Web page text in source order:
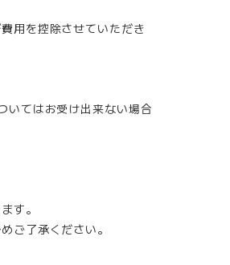
用を控除させていただき
いてはお受け出来ない場合
す。
ご了承ください。